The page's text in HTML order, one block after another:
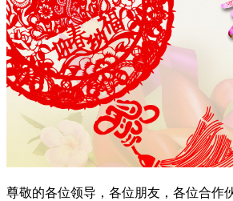
尊敬的各位领导，各位朋友，各位合作